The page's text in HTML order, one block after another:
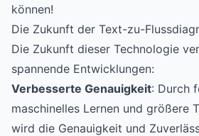
können!
Die Zukunft der Text-zu-
Die Zukunft dieser Technologie
spannende Entwicklungen:
Verbesserte Genauigkeit: Durch
maschinelles Lernen und größere
wird die Genauigkeit und